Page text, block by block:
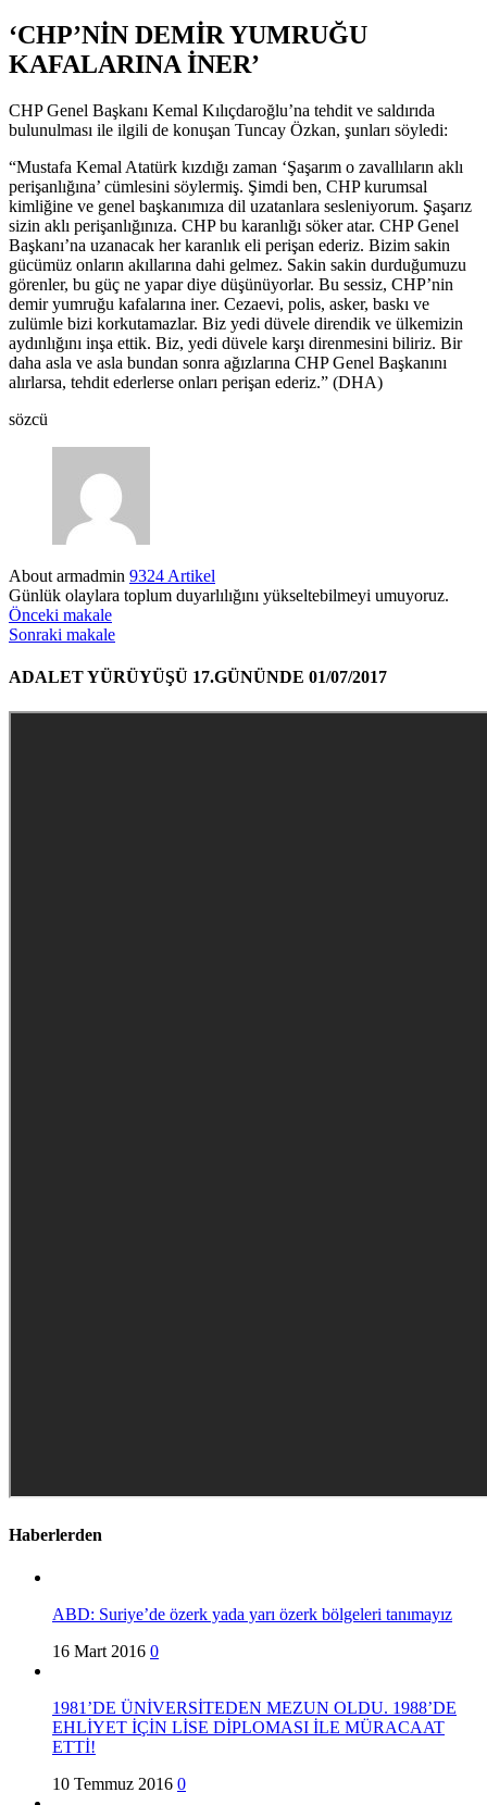
‘CHP’NİN DEMİR YUMRUĞU
KAFALARINA İNER’
CHP Genel Başkanı Kemal Kılıçdaroğlu’na tehdit ve saldırıda
bulunulması ile ilgili de konuşan Tuncay Özkan, şunları söyledi:
“Mustafa Kemal Atatürk kızdığı zaman ‘Şaşarım o zavallıların aklı
perişanlığına’ cümlesini söylermiş. Şimdi ben, CHP kurumsal
kimliğine ve genel başkanımıza dil uzatanlara sesleniyorum. Şaşarız
sizin aklı perişanlığınıza. CHP bu karanlığı söker atar. CHP Genel
Başkanı’na uzanacak her karanlık eli perişan ederiz. Bizim sakin
gücümüz onların akıllarına dahi gelmez. Sakin sakin durduğumuzu
görenler, bu güç ne yapar diye düşünüyorlar. Bu sessiz, CHP’nin
demir yumruğu kafalarına iner. Cezaevi, polis, asker, baskı ve
zulümle bizi korkutamazlar. Biz yedi düvele direndik ve ülkemizin
aydınlığını inşa ettik. Biz, yedi düvele karşı direnmesini biliriz. Bir
daha asla ve asla bundan sonra ağızlarına CHP Genel Başkanını
alırlarsa, tehdit ederlerse onları perişan ederiz.” (DHA)
sözcü
About armadmin 9324 Artikel
Günlük olaylara toplum duyarlılığını yükseltebilmeyi umuyoruz.
Önceki makale
Sonraki makale
ADALET YÜRÜYÜŞÜ 17.GÜNÜNDE 01/07/2017
Haberlerden
ABD: Suriye’de özerk yada yarı özerk bölgeleri tanımayız
16 Mart 2016 0
1981’DE ÜNİVERSİTEDEN MEZUN OLDU. 1988’DE
EHLİYET İÇİN LİSE DİPLOMASI İLE MÜRACAAT
ETTİ!
10 Temmuz 2016 0